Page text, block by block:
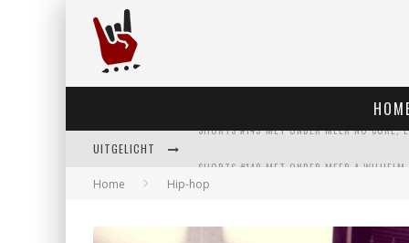
UITGELICHT
Home Hip-hop